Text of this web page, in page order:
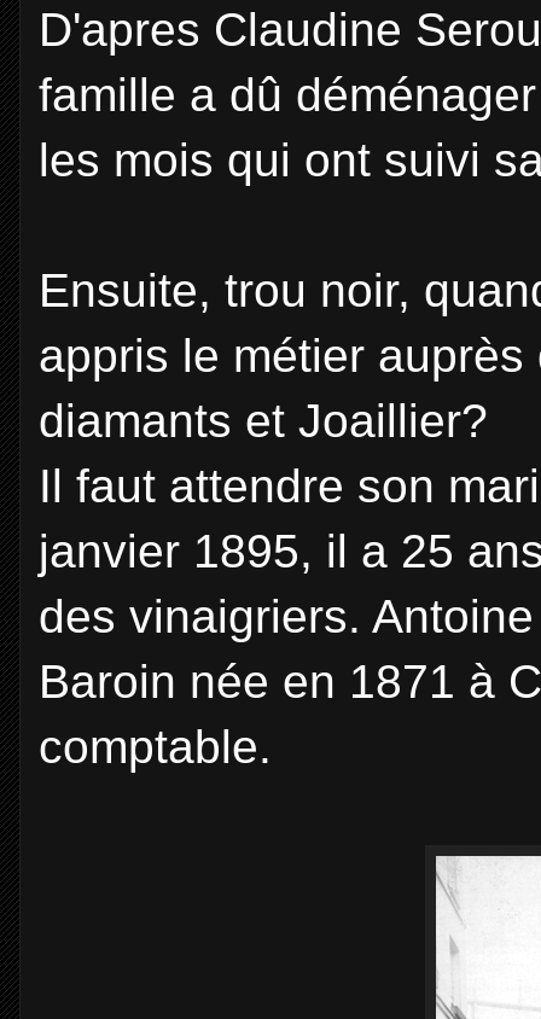
D'apres Claudine
famille a dû
les mois qui ont suivi
Ensuite, trou noir,
appris le métier
diamants et Joaillier?
Il faut attendre son
janvier 1895, il a 25
des vinaigriers.
Baroin née en 1871 à
comptable.